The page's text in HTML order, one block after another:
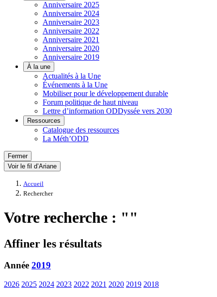
Anniversaire 2025
Anniversaire 2024
Anniversaire 2023
Anniversaire 2022
Anniversaire 2021
Anniversaire 2020
Anniversaire 2019
À la une
Actualités à la Une
Événements à la Une
Mobiliser pour le développement durable
Forum politique de haut niveau
Lettre d’information ODDyssée vers 2030
Ressources
Catalogue des ressources
La Méth’ODD
Fermer
Voir le fil d’Ariane
Accueil
Rechercher
Votre recherche : ""
Affiner les résultats
Année 2019
2026 2025 2024 2023 2022 2021 2020 2019 2018